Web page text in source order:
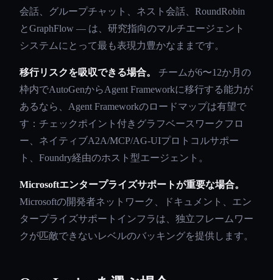
会話、グループチャット、ネスト会話、RoundRobin
とGraphFlow — は、研究指向のマルチエージェント
システムにとって最も表現力豊かなままです。
移行リスクを吸収できる場合。
チームが6〜12か月の
枠内でAutoGenからAgent Frameworkに移行する能力が
あるなら、Agent Frameworkのロードマップは有望で
す：チェックポイント付きグラフベースワークフロ
ー、ネイティブA2A/MCP/AG-UIプロトコルサポー
ト、Foundry経由のホスト型エージェント。
Microsoftエンタープライズサポートが重要な場合。
Microsoftの開発者ネットワーク、ドキュメント、エン
タープライズサポートインフラは、独立フレームワー
クが匹敵できないレベルのバッキングを提供します。